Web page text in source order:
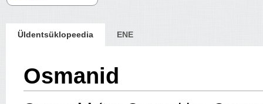
Üldentsüklopeedia ENE
Osmanid